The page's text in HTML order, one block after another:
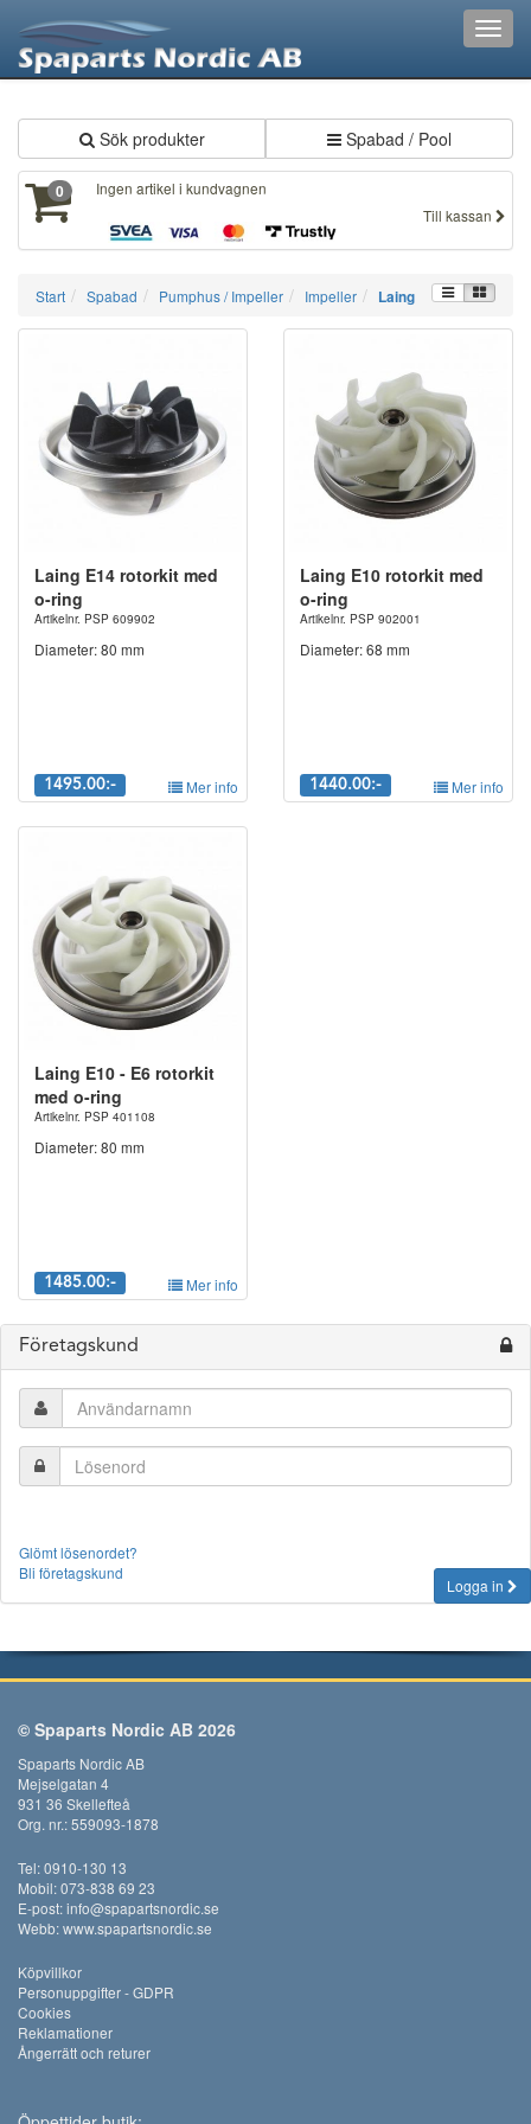
Sök produkter Spabad / Pool
0
Ingen artikel i kundvagnen
Till kassan
Start Spabad Pumphus / Impeller Impeller Laing
Laing E14 rotorkit med
o-ring
Artikelnr. PSP 609902
Diameter: 80 mm
1495.00:- Mer info
Laing E10 rotorkit med
o-ring
Artikelnr. PSP 902001
Diameter: 68 mm
1440.00:- Mer info
Laing E10 - E6 rotorkit
med o-ring
Artikelnr. PSP 401108
Diameter: 80 mm
1485.00:- Mer info
Företagskund
Glömt lösenordet?
Bli företagskund
Logga in
© Spaparts Nordic AB 2026
Spaparts Nordic AB
Mejselgatan 4
931 36 Skellefteå
Org. nr.: 559093-1878
Tel: 0910-130 13
Mobil: 073-838 69 23
E-post:info@spapartsnordic.se
Webb:www.spapartsnordic.se
Köpvillkor
Personuppgifter - GDPR
Cookies
Reklamationer
Ångerrätt och returer